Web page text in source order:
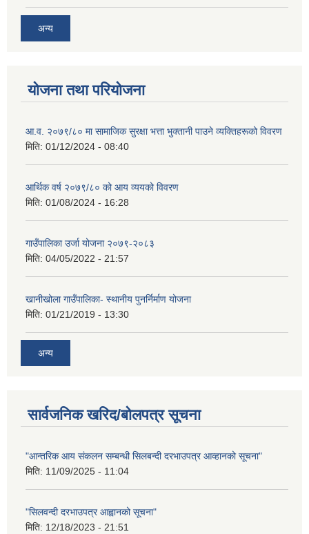
अन्य
योजना तथा परियोजना
आ.व. २०७९/८० मा सामाजिक सुरक्षा भत्ता भुक्तानी पाउने व्यक्तिहरूको विवरण
मिति: 01/12/2024 - 08:40
आर्थिक वर्ष २०७९/८० को आय व्ययको विवरण
मिति: 01/08/2024 - 16:28
गाउँपालिका उर्जा योजना २०७९-२०८३
मिति: 04/05/2022 - 21:57
खानीखोला गाउँपालिका- स्थानीय पुनर्निर्माण योजना
मिति: 01/21/2019 - 13:30
अन्य
सार्वजनिक खरिद/बोलपत्र सूचना
"आन्तरिक आय संकलन सम्बन्धी सिलबन्दी दरभाउपत्र आव्हानको सूचना"
मिति: 11/09/2025 - 11:04
"सिलवन्दी दरभाउपत्र आह्वानको सूचना"
मिति: 12/18/2023 - 21:51